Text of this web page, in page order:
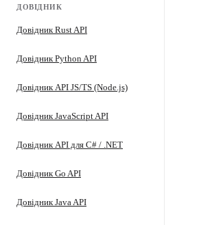
ДОВІДНИК
Довідник Rust API
Довідник Python API
Довідник API JS/TS (Node.js)
Довідник JavaScript API
Довідник API для C# / .NET
Довідник Go API
Довідник Java API